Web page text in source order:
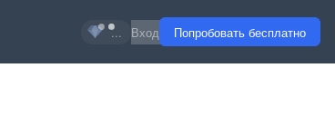
... Вход Попробовать бесплатно